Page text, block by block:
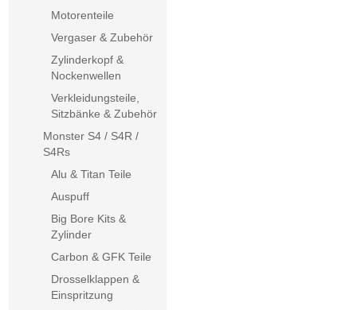
Motorenteile
Vergaser & Zubehör
Zylinderkopf &
Nockenwellen
Verkleidungsteile,
Sitzbänke & Zubehör
Monster S4 / S4R /
S4Rs
Alu & Titan Teile
Auspuff
Big Bore Kits &
Zylinder
Carbon & GFK Teile
Drosselklappen &
Einspritzung